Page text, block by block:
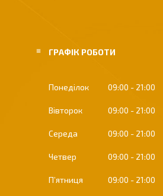
ГРАФІК РОБОТИ
Понеділок 09:00 21:00
Вівторок 09:00 21:00
Середа 09:00 21:00
Четвер 09:00 21:00
Пʼятниця 09:00 21:00